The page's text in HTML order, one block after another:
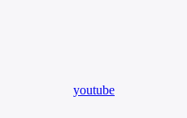
youtube